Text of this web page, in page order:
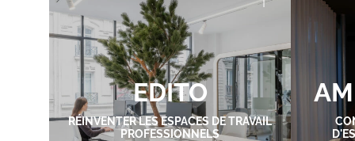
EDITO
RÉINVENTER LES ESPACES DE TRAVAIL
PROFESSIONNELS